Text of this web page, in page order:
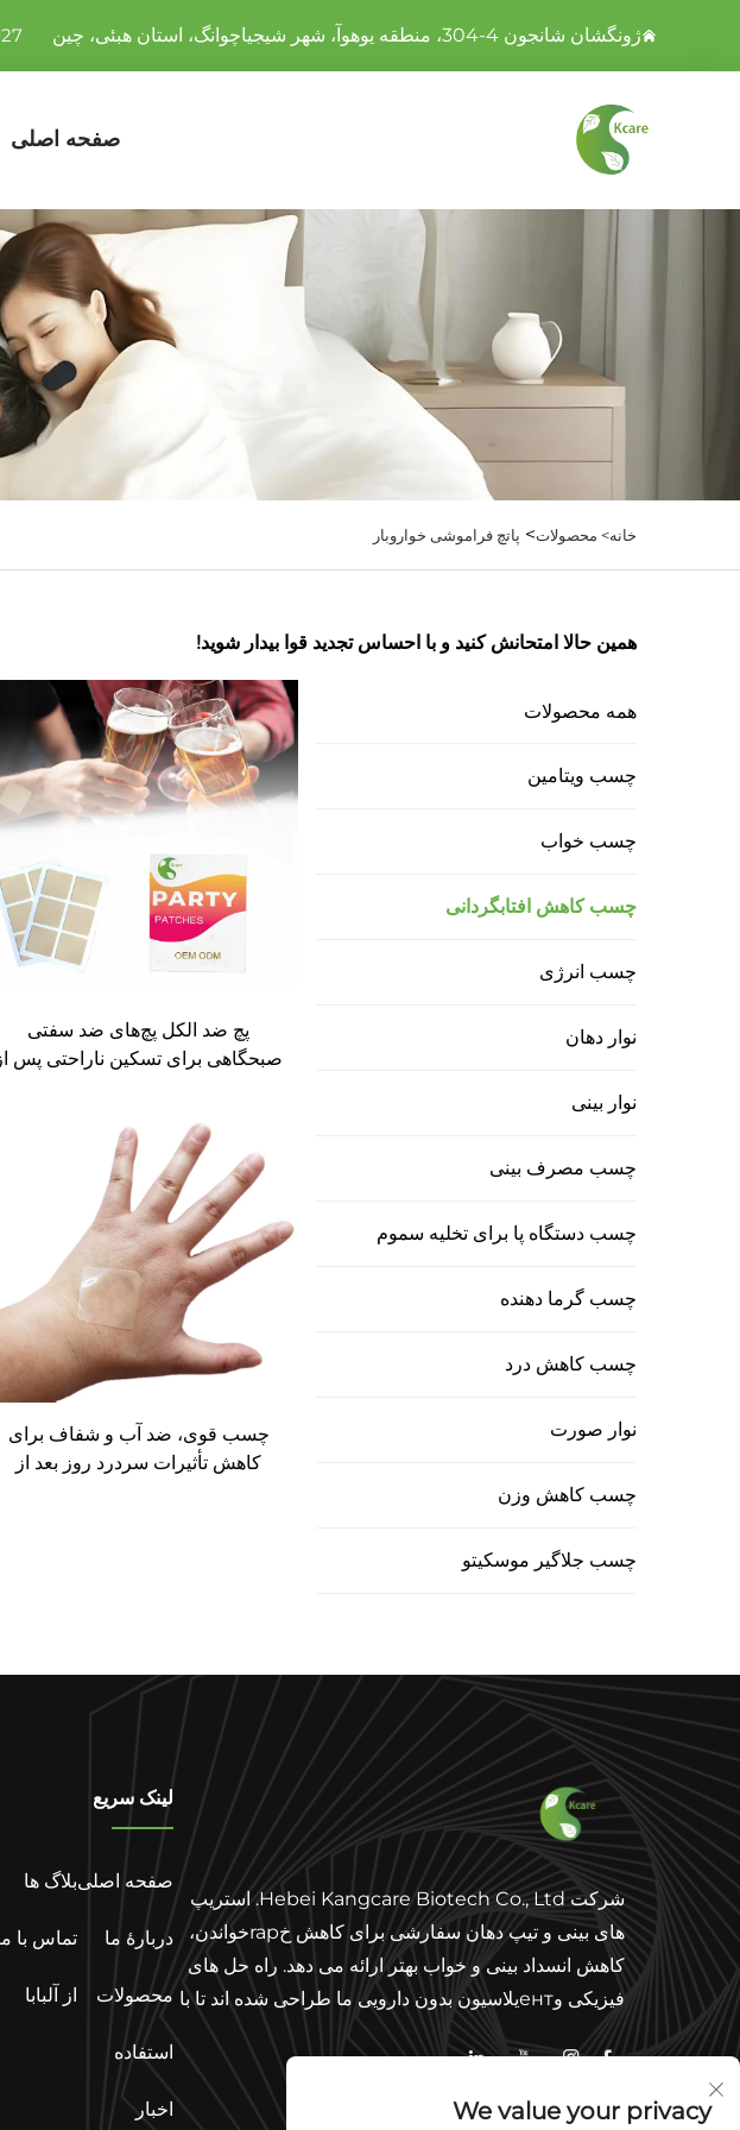
ژونگشان شانجون 4-304، منطقه یوهوآ، شهر شیجیاچوانگ، استان هبئی، چین
صفحه اصلی
خانه> محصولات> پاتچ فراموشی خواروبار
همین حالا امتحانش کنید و با احساس تجدید قوا بیدار شوید!
همه محصولات
چسب ویتامین
چسب خواب
چسب کاهش افتابگردانی
چسب انرژی
نوار دهان
نوار بینی
چسب مصرف بینی
چسب دستگاه پا برای تخلیه سموم
چسب گرما دهنده
چسب کاهش درد
نوار صورت
چسب کاهش وزن
چسب جلاگیر موسکیتو
پچ ضد الکل پچ‌های ضد سفتی
صبحگاهی برای تسکین ناراحتی پس از
چسب قوی، ضد آب و شفاف برای
کاهش تأثیرات سردرد روز بعد از
شرکت Hebei Kangcare Biotech Co., Ltd. استریپ
های بینی و تیپ دهان سفارشی برای کاهش خrapخواندن،
کاهش انسداد بینی و خواب بهتر ارائه می دهد. راه حل های
فیزیکی وентیلاسیون بدون دارویی ما طراحی شده اند تا با
استفاده از مواد با کیفیت عالی و پشتیبانی مطابقت جهانی
لینک سریع
صفحه اصلی
دربارهٔ ما
محصولات
استفاده
اخبار
بلاگ ها
تماس با
از آلبابا
We value your privacy